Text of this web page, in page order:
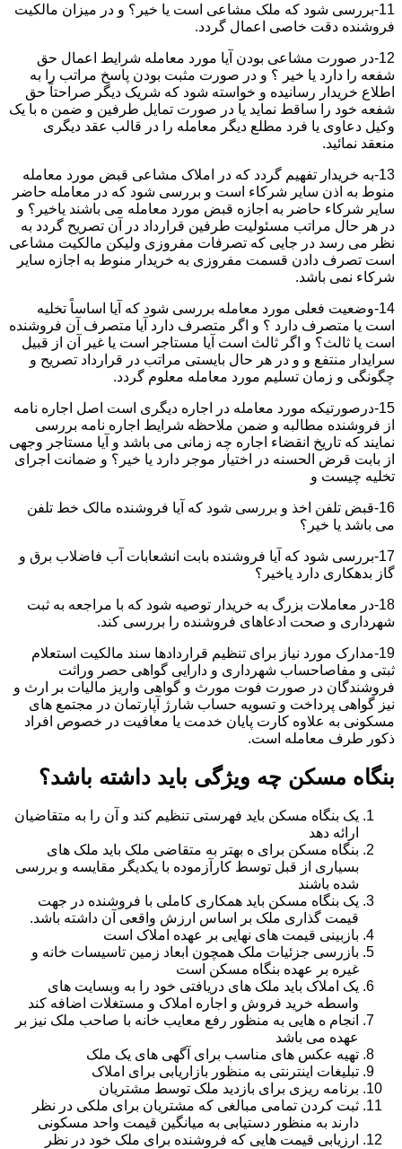
11-بررسی شود که ملک مشاعی است یا خیر؟ و در میزان مالکیت
فروشنده دقت خاصی اعمال گردد.
12-در صورت مشاعی بودن آیا مورد معامله شرایط اعمال حق
شفعه را دارد یا خیر ؟ و در صورت مثبت بودن پاسخ مراتب را به
اطلاع خریدار رسانیده و خواسته شود که شریک دیگر صراحتاً حق
شفعه خود را ساقط نماید یا در صورت تمایل طرفین و ضمن ه با یک
وکیل دعاوی یا فرد مطلع دیگر معامله را در قالب عقد دیگری
منعقد نمائید.
13-به خریدار تفهیم گردد که در املاک مشاعی قبض مورد معامله
منوط به اذن سایر شرکاء است و بررسی شود که در معامله حاضر
سایر شرکاء حاضر به اجازه قبض مورد معامله می باشند یاخیر؟ و
در هر حال مراتب مسئولیت طرفین قرارداد در آن تصریح گردد به
نظر می رسد در جایی که تصرفات مفروزی ولیکن مالکیت مشاعی
است تصرف دادن قسمت مفروزی به خریدار منوط به اجازه سایر
شرکاء نمی باشد.
14-وضعیت فعلی مورد معامله بررسی شود که آیا اساساً تخلیه
است یا متصرف دارد ؟ و اگر متصرف دارد آیا متصرف آن فروشنده
است یا ثالث؟ و اگر ثالث است آیا مستاجر است یا غیر آن از قبیل
سرایدار منتفع و و در هر حال بایستی مراتب در قرارداد تصریح و
چگونگی و زمان تسلیم مورد معامله معلوم گردد.
15-درصورتیکه مورد معامله در اجاره دیگری است اصل اجاره نامه
از فروشنده مطالبه و ضمن ملاحظه شرایط اجاره نامه بررسی
نمایند که تاریخ انقضاء اجاره چه زمانی می باشد و آیا مستاجر وجهی
از بابت قرض الحسنه در اختیار موجر دارد یا خیر؟ و ضمانت اجرای
تخلیه چیست و
16-قبض تلفن اخذ و بررسی شود که آیا فروشنده مالک خط تلفن
می باشد یا خیر؟
17-بررسی شود که آیا فروشنده بابت انشعابات آب فاضلاب برق و
گاز بدهکاری دارد یاخیر؟
18-در معاملات بزرگ به خریدار توصیه شود که با مراجعه به ثبت
شهرداری و صحت ادعاهای فروشنده را بررسی کند.
19-مدارک مورد نیاز برای تنظیم قراردادها سند مالکیت استعلام
ثبتی و مفاصاحساب شهرداری و دارایی گواهی حصر وراثت
فروشندگان در صورت فوت مورث و گواهی واریز مالیات بر ارث و
نیز گواهی پرداخت و تسویه حساب شارژ آپارتمان در مجتمع های
مسکونی به علاوه کارت پایان خدمت یا معافیت در خصوص افراد
ذکور طرف معامله است.
بنگاه مسکن چه ویژگی باید داشته باشد؟
یک بنگاه مسکن باید فهرستی تنظیم کند و آن را به متقاضیان
ارائه دهد
بنگاه مسکن برای ه بهتر به متقاضی ملک باید ملک های
بسیاری از قبل توسط کارآزموده با یکدیگر مقایسه و بررسی
شده باشند
یک بنگاه مسکن باید همکاری کاملی با فروشنده در جهت
قیمت گذاری ملک بر اساس ارزش واقعی آن داشته باشد.
بازبینی قیمت های نهایی بر عهده املاک است
بازرسی جزئیات ملک همچون ابعاد زمین تاسیسات خانه و
غیره بر عهده بنگاه مسکن است
یک املاک باید ملک های دریافتی خود را به وبسایت های
واسطه خرید فروش و اجاره املاک و مستغلات اضافه کند
انجام ه هایی به منظور رفع معایب خانه با صاحب ملک نیز بر
عهده می باشد
تهیه عکس های مناسب برای آگهی های یک ملک
تبلیغات اینترنتی به منظور بازاریابی برای املاک
برنامه ریزی برای بازدید ملک توسط مشتریان
ثبت کردن تمامی مبالغی که مشتریان برای ملکی در نظر
دارند به منظور دستیابی به میانگین قیمت واحد مسکونی
ارزیابی قیمت هایی که فروشنده برای ملک خود در نظر